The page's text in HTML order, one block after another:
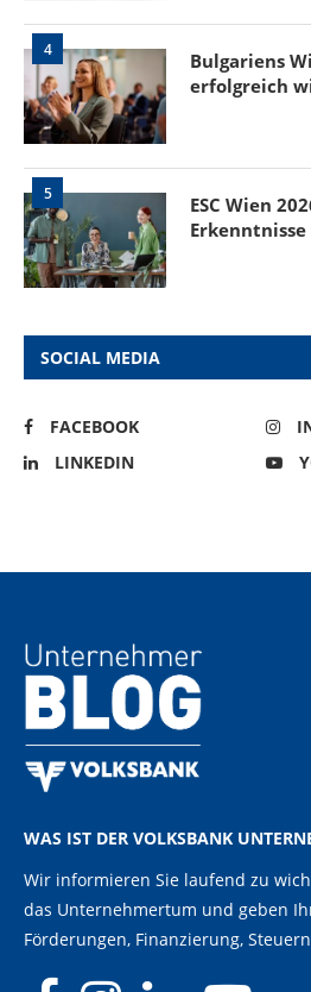
4
Bulgariens
erfolgreich
5
ESC Wien
Erkenntnisse
SOCIAL MEDIA
FACEBOOK
LINKEDIN
WAS IST DER VOLKSBANK
Wir informieren Sie laufend zu
das Unternehmertum und geben
Förderungen, Finanzierung,